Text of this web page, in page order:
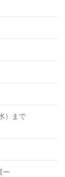
）まで
ー